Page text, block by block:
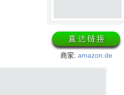
商家: amazon.de